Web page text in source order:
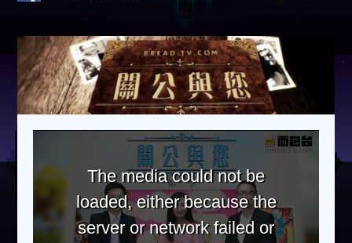
The media could not be
loaded, either because the
server or network failed or